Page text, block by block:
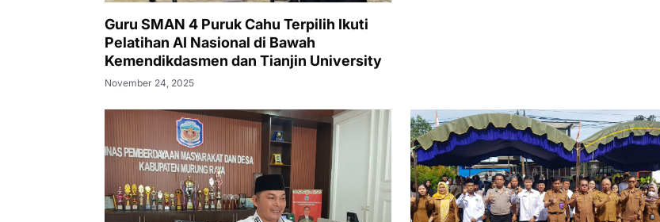
Guru SMAN 4 Puruk Cahu Terpilih Ikuti
Pelatihan AI Nasional di Bawah
Kemendikdasmen dan Tianjin University
November 24, 2025